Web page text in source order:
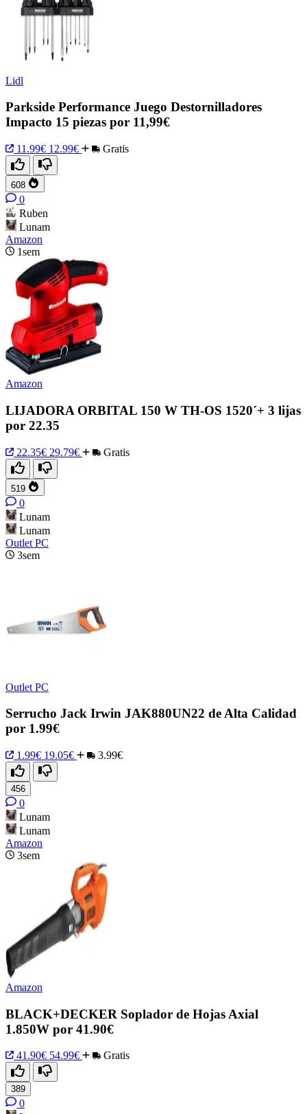
Lidl
Parkside Performance Juego Destornilladores
Impacto 15 piezas por 11,99€
11.99€ 12.99€ Gratis
608
0
Ruben
Lunam
Amazon
1sem
Amazon
LIJADORA ORBITAL 150 W TH-OS 1520´+ 3 lijas
por 22.35
22.35€ 29.79€ Gratis
519
0
Lunam
Lunam
Outlet PC
3sem
Outlet PC
Serrucho Jack Irwin JAK880UN22 de Alta Calidad
por 1.99€
1.99€ 19.05€ 3.99€
456
0
Lunam
Lunam
Amazon
3sem
Amazon
BLACK+DECKER Soplador de Hojas Axial
1.850W por 41.90€
41.90€ 54.99€ Gratis
389
0